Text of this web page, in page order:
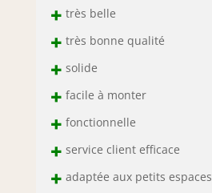
+ très belle
+ très bonne qualité
+ solide
+ facile à monter
+ fonctionnelle
+ service client efficace
+ adaptée aux petits espaces